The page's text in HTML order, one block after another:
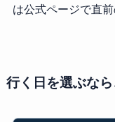
は公式ページで直
行く日を選ぶな